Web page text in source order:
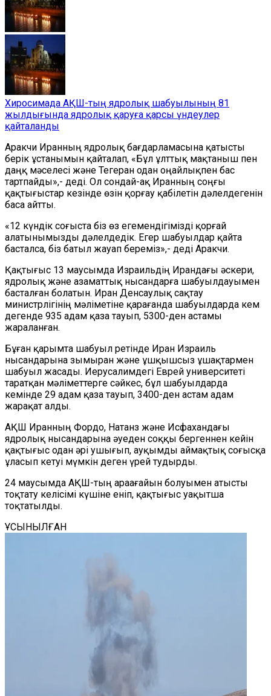
Хиросимада АҚШ-тың ядролық шабуылының 81
жылдығында ядролық қаруға қарсы үндеулер
қайталанды
Аракчи Иранның ядролық бағдарламасына қатысты
берік ұстанымын қайталап, «Бұл ұлттық мақтаныш пен
даңқ мәселесі және Тегеран одан оңайлықпен бас
тартпайды»,- деді. Ол сондай-ақ Иранның соңғы
қақтығыстар кезінде өзін қорғау қабілетін дәлелдегенін
баса айтты.
«12 күндік соғыста біз өз егемендігімізді қорғай
алатынымызды дәлелдедік. Егер шабуылдар қайта
басталса, біз батыл жауап береміз»,- деді Аракчи.
Қақтығыс 13 маусымда Израильдің Ирандағы әскери,
ядролық және азаматтық нысандарға шабуылдауымен
басталған болатын. Иран Денсаулық сақтау
министрлігінің мәліметіне қарағанда шабуылдарда кем
дегенде 935 адам қаза тауып, 5300-ден астамы
жараланған.
Бұған қарымта шабуыл ретінде Иран Израиль
нысандарына зымыран және ұшқышсыз ұшақтармен
шабуыл жасады. Иерусалимдегі Еврей университеті
таратқан мәліметтерге сәйкес, бұл шабуылдарда
кемінде 29 адам қаза тауып, 3400-ден астам адам
жарақат алды.
АҚШ Иранның Фордо, Натанз және Исфахандағы
ядролық нысандарына әуеден соққы бергеннен кейін
қақтығыс одан әрі ушығып, ауқымды аймақтық соғысқа
ұласып кетуі мүмкін деген үрей тудырды.
24 маусымда АҚШ-тың араағайын болуымен атысты
тоқтату келісімі күшіне еніп, қақтығыс уақытша
тоқтатылды.
ҰСЫНЫЛҒАН